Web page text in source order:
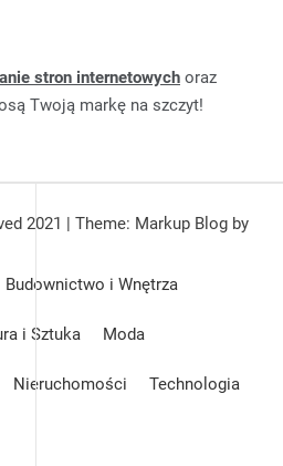
stron internetowych oraz
Twoją markę na szczyt!
2021 | Theme: Markup Blog by
Budownictwo i Wnętrza
i Sztuka Moda
Nieruchomości Technologia